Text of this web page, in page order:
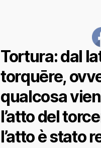
Tortura: dal
torquēre,
qualcosa
l’atto del
l’atto è stato